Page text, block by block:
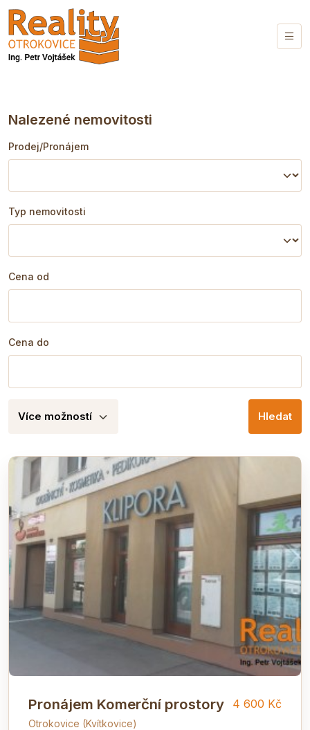
Nalezené nemovitosti
Prodej/Pronájem
Typ nemovitosti
Cena od
Cena do
Více možností
Pronájem Komerční prostory
Otrokovice (Kvítkovice)
4 600 Kč